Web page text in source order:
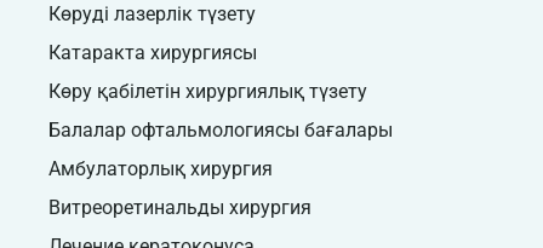
Көруді лазерлік түзету
Катаракта хирургиясы
Көру қабілетін хирургиялық түзету
Балалар офтальмологиясы бағалары
Амбулаторлық хирургия
Витреоретинальды хирургия